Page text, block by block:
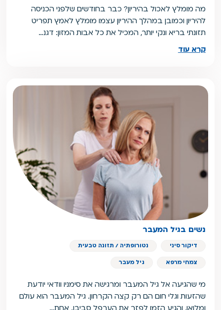
מה מומלץ לאכול בהיריון? כבר בחודשים שלפני הכניסה
להיריון וכמובן במהלך ההיריון עצמו מומלץ לאמץ תפריט
תזונתי בריא ונקי יותר, המכיל את כל אבות המזון: דגנ…
קרא עוד
נשים בגיל המעבר
דיקור סיני נטורופתיה / תזונה טבעית
צמחי מרפא גיל מעבר
מי שהגיעה אל גיל המעבר ומרגישה את סימניו וודאי יודעת
שהזעות וגלי חום הם רק קצה הקרחון. גיל המעבר הוא עולם